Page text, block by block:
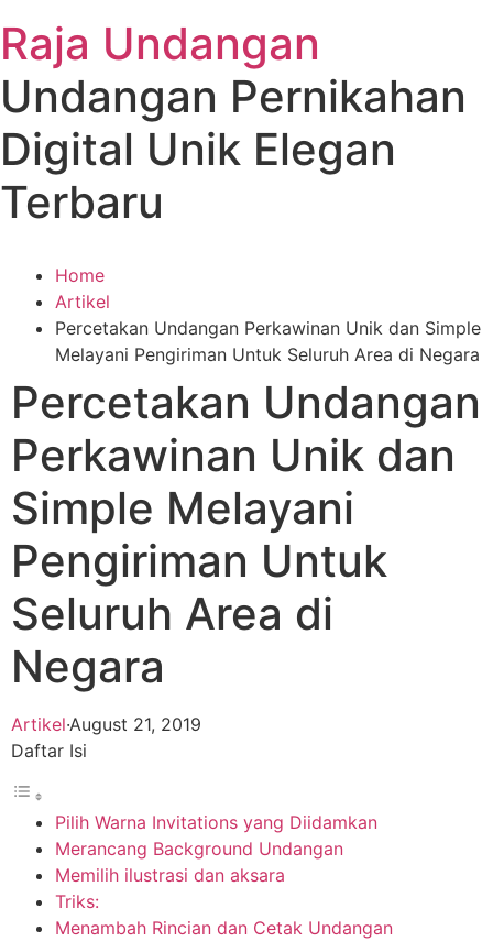
Raja Undangan
Undangan Pernikahan
Digital Unik Elegan
Terbaru
Home
Artikel
Percetakan Undangan Perkawinan Unik dan Simple
Melayani Pengiriman Untuk Seluruh Area di Negara
Percetakan Undangan
Perkawinan Unik dan
Simple Melayani
Pengiriman Untuk
Seluruh Area di
Negara
Artikel·August 21, 2019
Daftar Isi
Pilih Warna Invitations yang Diidamkan
Merancang Background Undangan
Memilih ilustrasi dan aksara
Triks:
Menambah Rincian dan Cetak Undangan